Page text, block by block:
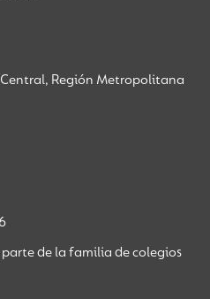
Región Metropolitana
parte de la familia de colegios